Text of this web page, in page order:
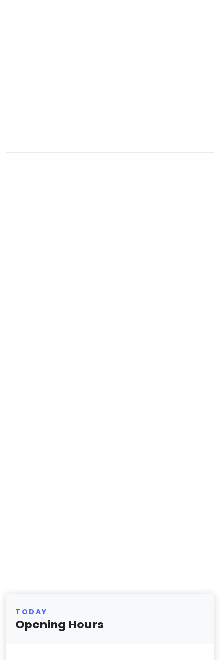
TODAY
Opening Hours